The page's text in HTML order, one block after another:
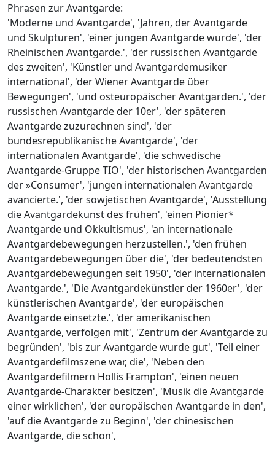
Phrasen zur Avantgarde:
'Moderne und Avantgarde', 'Jahren, der Avantgarde
und Skulpturen', 'einer jungen Avantgarde wurde', 'der
Rheinischen Avantgarde.', 'der russischen Avantgarde
des zweiten', 'Künstler und Avantgardemusiker
international', 'der Wiener Avantgarde über
Bewegungen', 'und osteuropäischer Avantgarden.', 'der
russischen Avantgarde der 10er', 'der späteren
Avantgarde zuzurechnen sind', 'der
bundesrepublikanische Avantgarde', 'der
internationalen Avantgarde', 'die schwedische
Avantgarde-Gruppe TIO', 'der historischen Avantgarden
der »Consumer', 'jungen internationalen Avantgarde
avancierte.', 'der sowjetischen Avantgarde', 'Ausstellung
die Avantgardekunst des frühen', 'einen Pionier*
Avantgarde und Okkultismus', 'an internationale
Avantgardebewegungen herzustellen.', 'den frühen
Avantgardebewegungen über die', 'der bedeutendsten
Avantgardebewegungen seit 1950', 'der internationalen
Avantgarde.', 'Die Avantgardekünstler der 1960er', 'der
künstlerischen Avantgarde', 'der europäischen
Avantgarde einsetzte.', 'der amerikanischen
Avantgarde, verfolgen mit', 'Zentrum der Avantgarde zu
begründen', 'bis zur Avantgarde wurde gut', 'Teil einer
Avantgardefilmszene war, die', 'Neben den
Avantgardefilmern Hollis Frampton', 'einen neuen
Avantgarde-Charakter besitzen', 'Musik die Avantgarde
einer wirklichen', 'der europäischen Avantgarde in den',
'auf die Avantgarde zu Beginn', 'der chinesischen
Avantgarde, die schon',